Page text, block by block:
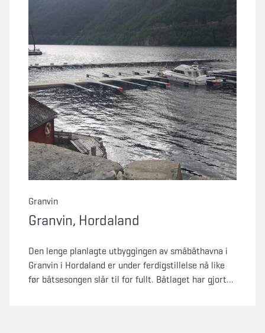
Granvin
Granvin, Hordaland
Den lenge planlagte utbyggingen av småbåthavna i
Granvin i Hordaland er under ferdigstillelse nå like
før båtsesongen slår til for fullt. Båtlaget har gjort